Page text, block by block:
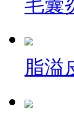
毛囊
脂溢